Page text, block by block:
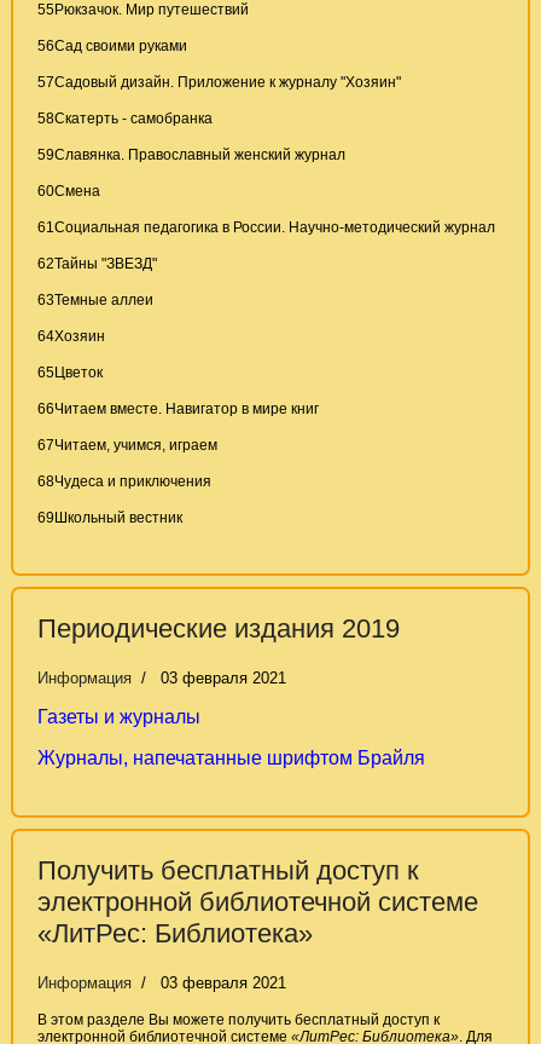
55Рюкзачок. Мир путешествий
56Сад своими руками
57Садовый дизайн. Приложение к журналу "Хозяин"
58Скатерть - самобранка
59Славянка. Православный женский журнал
60Смена
61Социальная педагогика в России. Научно-методический журнал
62Тайны "ЗВЕЗД"
63Темные аллеи
64Хозяин
65Цветок
66Читаем вместе. Навигатор в мире книг
67Читаем, учимся, играем
68Чудеса и приключения
69Школьный вестник
Периодические издания 2019
Информация 03 февраля 2021
Газеты и журналы
Журналы, напечатанные шрифтом Брайля
Получить бесплатный доступ к
электронной библиотечной системе
«ЛитРес: Библиотека»
Информация 03 февраля 2021
В этом разделе Вы можете получить бесплатный доступ к
электронной библиотечной системе «ЛитРес: Библиотека». Для